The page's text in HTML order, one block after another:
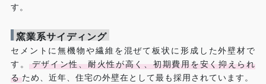
す。
窯業系サイディング
セメントに無機物や繊維を混ぜて板状に形成した外壁材で
す。 デザイン性、耐火性が高く、初期費用を安く抑えられ
る ため、近年、住宅の外壁在として最も採用されています。